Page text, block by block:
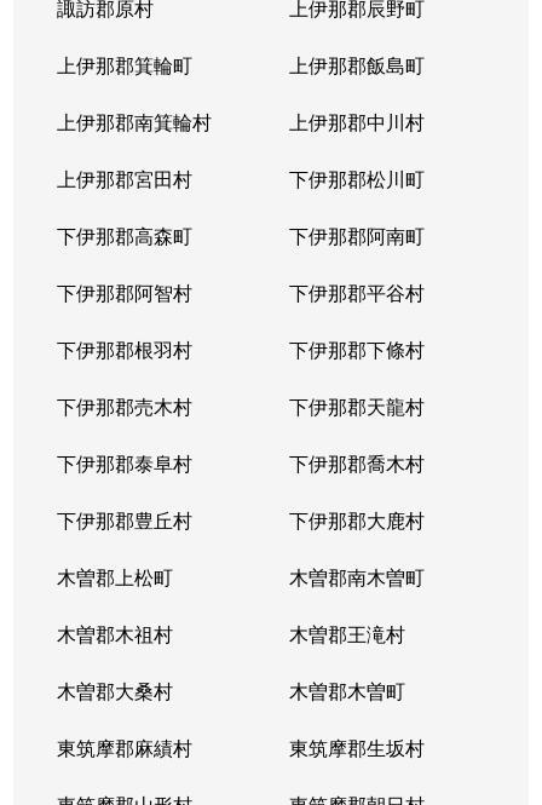
諏訪郡原村 上伊那郡辰野町
上伊那郡箕輪町 上伊那郡飯島町
上伊那郡南箕輪村 上伊那郡中川村
上伊那郡宮田村 下伊那郡松川町
下伊那郡高森町 下伊那郡阿南町
下伊那郡阿智村 下伊那郡平谷村
下伊那郡根羽村 下伊那郡下條村
下伊那郡売木村 下伊那郡天龍村
下伊那郡泰阜村 下伊那郡喬木村
下伊那郡豊丘村 下伊那郡大鹿村
木曽郡上松町 木曽郡南木曽町
木曽郡木祖村 木曽郡王滝村
木曽郡大桑村 木曽郡木曽町
東筑摩郡麻績村 東筑摩郡生坂村